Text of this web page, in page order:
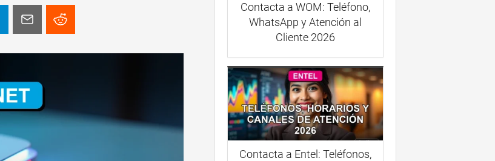
Contacta a WOM: Teléfono,
WhatsApp y Atención al
Cliente 2026
Contacta a Entel: Teléfonos,